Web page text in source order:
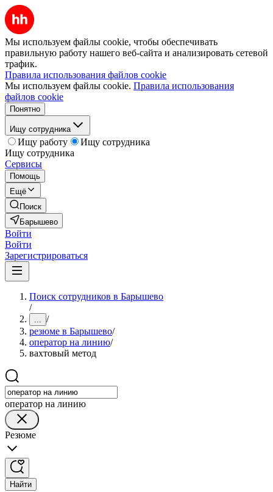
Мы используем файлы cookie, чтобы обеспечивать
правильную работу нашего веб-сайта и анализировать сетевой
трафик.
Правила использования файлов cookie
Мы используем файлы cookie. Правила использования
файлов cookie
Понятно
Ищу сотрудника
Ищу работу
Ищу сотрудника
Ищу сотрудника
Сервисы
Помощь
Ещё
Поиск
Барышево
Войти
Войти
Зарегистрироваться
Поиск сотрудников в Барышево
/
... /
резюме в Барышево/
оператор на линию/
вахтовый метод
оператор на линию
Резюме
Найти